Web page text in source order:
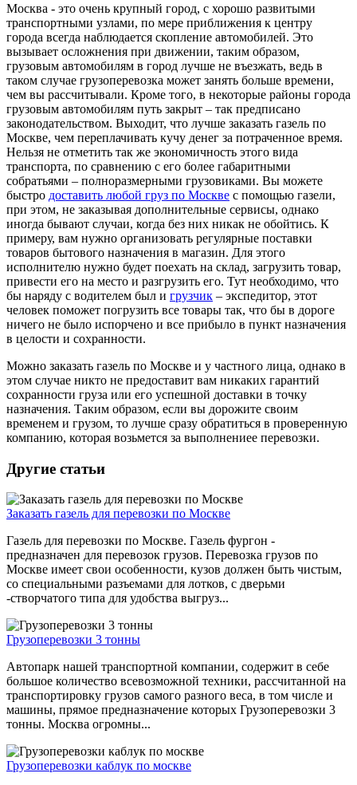
Москва - это очень крупный город, с хорошо развитыми
транспортными узлами, по мере приближения к центру
города всегда наблюдается скопление автомобилей. Это
вызывает осложнения при движении, таким образом,
грузовым автомобилям в город лучше не въезжать, ведь в
таком случае грузоперевозка может занять больше времени,
чем вы рассчитывали. Кроме того, в некоторые районы города
грузовым автомобилям путь закрыт – так предписано
законодательством. Выходит, что лучше заказать газель по
Москве, чем переплачивать кучу денег за потраченное время.
Нельзя не отметить так же экономичность этого вида
транспорта, по сравнению с его более габаритными
собратьями – полноразмерными грузовиками. Вы можете
быстро доставить любой груз по Москве с помощью газели,
при этом, не заказывая дополнительные сервисы, однако
иногда бывают случаи, когда без них никак не обойтись. К
примеру, вам нужно организовать регулярные поставки
товаров бытового назначения в магазин. Для этого
исполнителю нужно будет поехать на склад, загрузить товар,
привести его на место и разгрузить его. Тут необходимо, что
бы наряду с водителем был и грузчик – экспедитор, этот
человек поможет погрузить все товары так, что бы в дороге
ничего не было испорчено и все прибыло в пункт назначения
в целости и сохранности.
Можно заказать газель по Москве и у частного лица, однако в
этом случае никто не предоставит вам никаких гарантий
сохранности груза или его успешной доставки в точку
назначения. Таким образом, если вы дорожите своим
временем и грузом, то лучше сразу обратиться в проверенную
компанию, которая возьмется за выполнениее перевозки.
Другие статьи
Заказать газель для перевозки по Москве
Газель для перевозки по Москве. Газель фургон -
предназначен для перевозок грузов. Перевозка грузов по
Москве имеет свои особенности, кузов должен быть чистым,
со специальными разъемами для лотков, с дверьми
-створчатого типа для удобства выгруз...
Грузоперевозки 3 тонны
Автопарк нашей транспортной компании, содержит в себе
большое количество всевозможной техники, рассчитанной на
транспортировку грузов самого разного веса, в том числе и
машины, прямое предназначение которых Грузоперевозки 3
тонны. Москва огромны...
Грузоперевозки каблук по москве